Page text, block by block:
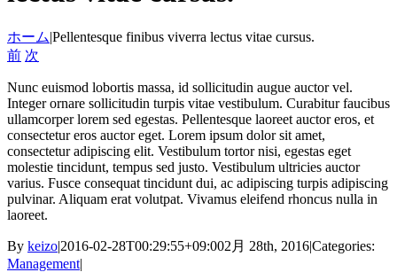
ホーム|Pellentesque finibus viverra lectus vitae cursus.
前 次
Nunc euismod lobortis massa, id sollicitudin augue auctor vel.
Integer ornare sollicitudin turpis vitae vestibulum. Curabitur faucibus
ullamcorper lorem sed egestas. Pellentesque laoreet auctor eros, et
consectetur eros auctor eget. Lorem ipsum dolor sit amet,
consectetur adipiscing elit. Vestibulum tortor nisi, egestas eget
molestie tincidunt, tempus sed justo. Vestibulum ultricies auctor
varius. Fusce consequat tincidunt dui, ac adipiscing turpis adipiscing
pulvinar. Aliquam erat volutpat. Vivamus eleifend rhoncus nulla in
laoreet.
By keizo|2016-02-28T00:29:55+09:002月 28th, 2016|Categories:
Management|